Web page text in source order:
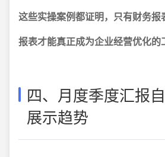
这些实操案例都证明，只有财务报
报表才能真正成为企业经营优化的
四、月度季度汇报
展示趋势